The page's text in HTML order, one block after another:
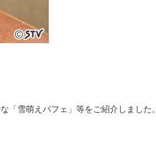
「雪萌えパフェ」等をご紹介しました。